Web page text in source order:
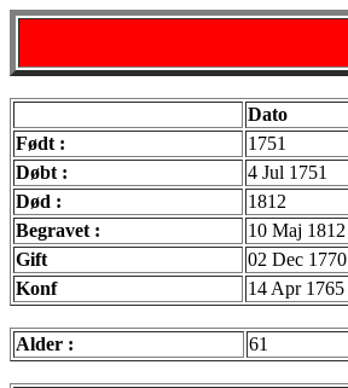
Dato
Født :
1751
Døbt :
4 Jul 1751
Død :
1812
Begravet :
10 Maj 1812
Gift
02 Dec 1770
Konf
14 Apr 1765
Alder : 61